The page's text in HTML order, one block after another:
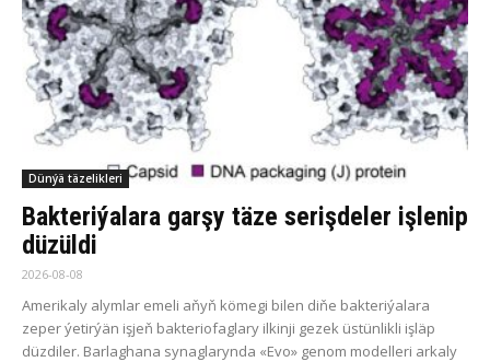
Dünýä täzelikleri
Bakteriýalara garşy täze serişdeler işlenip
düzüldi
2026-08-08
Amerikaly alymlar emeli aňyň kömegi bilen diňe bakteriýalara
zeper ýetirýän işjeň bakteriofaglary ilkinji gezek üstünlikli işläp
düzdiler. Barlaghana synaglarynda «Evo» genom modelleri arkaly